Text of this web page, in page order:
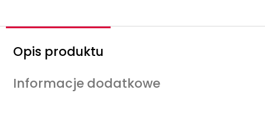
Opis produktu
Informacje dodatkowe